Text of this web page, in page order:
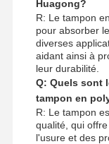
Huagong?
R: Le tampon
pour absorber
diverses
aidant ainsi à
leur durabilité.
Q: Quels sont
tampon en
R: Le tampon
qualité, qui
l'usure et des